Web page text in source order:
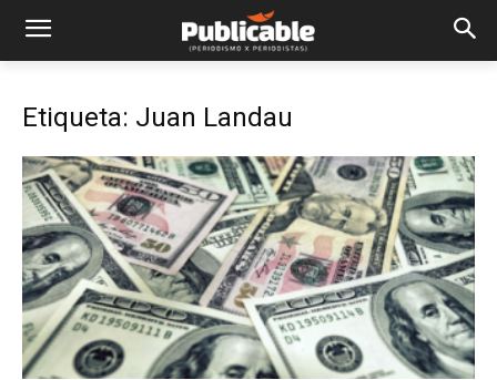
Etiqueta: Juan Landau